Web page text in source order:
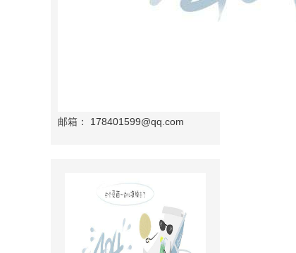
邮箱： 178401599@qq.com